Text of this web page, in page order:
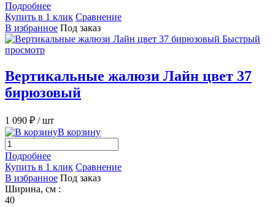
Подробнее
Купить в 1 клик Сравнение
В избранное Под заказ
Быстрый
просмотр
Вертикальные жалюзи Лайн цвет 37
бирюзовый
1 090 ₽ / шт
В корзину
Подробнее
Купить в 1 клик Сравнение
В избранное Под заказ
Ширина, см :
40